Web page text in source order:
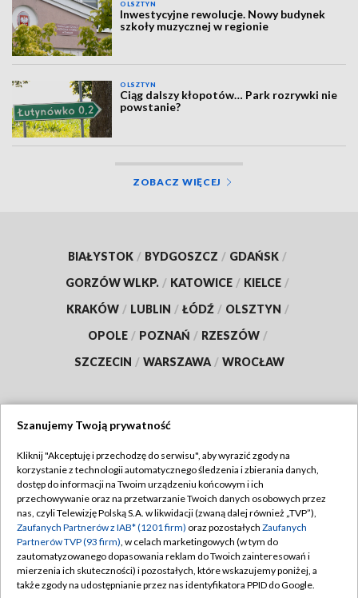
OLSZTYN
Inwestycyjne rewolucje. Nowy budynek
szkoły muzycznej w regionie
OLSZTYN
Ciąg dalszy kłopotów… Park rozrywki nie
powstanie?
ZOBACZ WIĘCEJ
BIAŁYSTOK / BYDGOSZCZ / GDAŃSK /
GORZÓW WLKP. / KATOWICE / KIELCE /
KRAKÓW / LUBLIN / ŁÓDŹ / OLSZTYN /
OPOLE / POZNAŃ / RZESZÓW /
SZCZECIN / WARSZAWA / WROCŁAW
TVP
Abonament TVP
Emisja w TVP
Centrum informacji TVP
Naziemna Telewizja Cyfrowa
Regulamin TVP
Polityka prywatności
Moje zgody
Pomoc
Szanujemy Twoją prywatność
Kliknij "Akceptuję i przechodzę do serwisu", aby wyrazić zgody na
korzystanie z technologii automatycznego śledzenia i zbierania danych,
dostęp do informacji na Twoim urządzeniu końcowym i ich
przechowywanie oraz na przetwarzanie Twoich danych osobowych przez
nas, czyli Telewizję Polską S.A. w likwidacji (zwaną dalej również „TVP”),
Zaufanych Partnerów z IAB* (1201 firm) oraz pozostałych Zaufanych
Partnerów TVP (93 firm), w celach marketingowych (w tym do
zautomatyzowanego dopasowania reklam do Twoich zainteresowań i
mierzenia ich skuteczności) i pozostałych, które wskazujemy poniżej, a
także zgody na udostępnianie przez nas identyfikatora PPID do Google.